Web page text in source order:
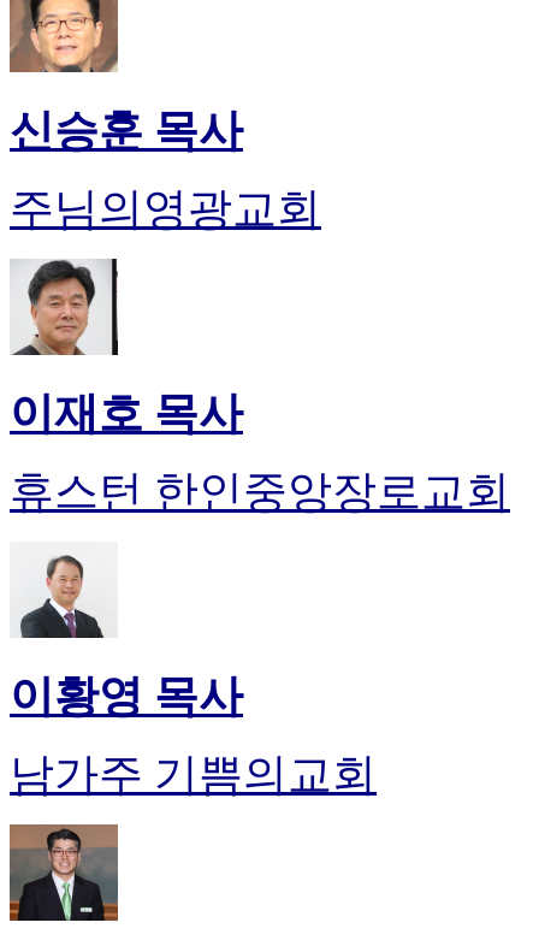
신승훈 목사
주님의영광교회
이재호 목사
휴스턴 한인중앙장로교회
이황영 목사
남가주 기쁨의교회